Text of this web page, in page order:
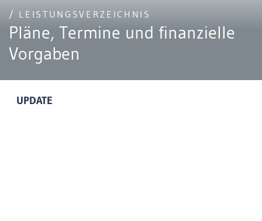
/ LEISTUNGSVERZEICHNIS
Pläne, Termine und finanzielle
Vorgaben
UPDATE